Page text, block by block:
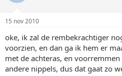
15 nov 2010
oke, ik zal de rembekrachtiger
voorzien, en dan ga ik hem er
met de achteras, en
andere nippels, dus dat gaat zo